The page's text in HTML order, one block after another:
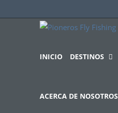
al
INICIO DESTINOS
ACERCA DE NOSOTROS